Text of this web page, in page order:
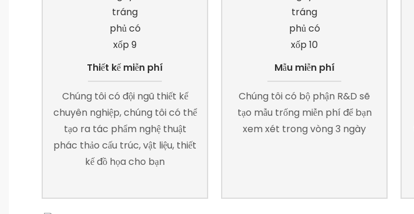
Thiết kế miễn phí
Chúng tôi có đội ngũ thiết kế
chuyên nghiệp, chúng tôi có thể
tạo ra tác phẩm nghệ thuật
phác thảo cấu trúc, vật liệu, thiết
kế đồ họa cho bạn
Mẫu miễn phí
Chúng tôi có bộ phận R&D sẽ
tạo mẫu trống miễn phí để bạn
xem xét trong vòng 3 ngày